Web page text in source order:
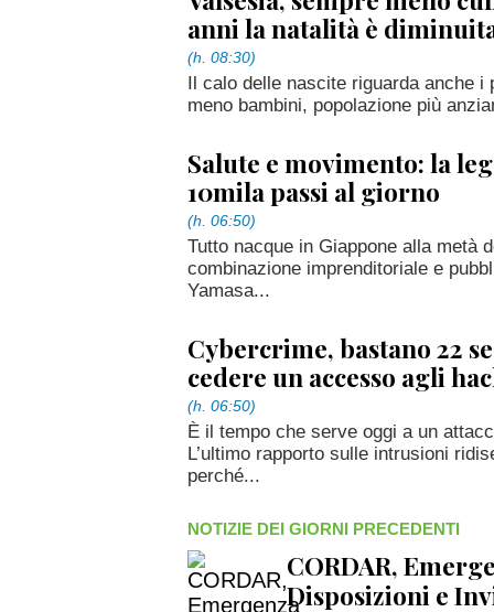
anni la natalità è
(h. 08:30)
Il calo delle nascite riguarda anche
meno bambini, popolazione più
Salute e movimento: la
10mila passi al giorno
(h. 06:50)
Tutto nacque in Giappone alla metà
combinazione imprenditoriale e
Yamasa...
Cybercrime, bastano 22
cedere un accesso agli
(h. 06:50)
È il tempo che serve oggi a un
L’ultimo rapporto sulle intrusioni
perché...
NOTIZIE DEI GIORNI PRECEDENTI
CORDAR,
Disposizioni e